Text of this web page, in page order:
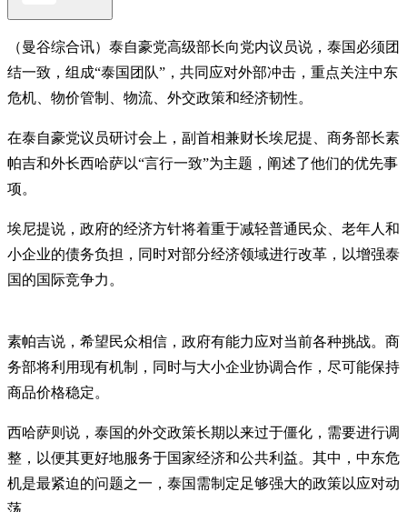
（曼谷综合讯）泰自豪党高级部长向党内议员说，泰国必须团
结一致，组成“泰国团队”，共同应对外部冲击，重点关注中东
危机、物价管制、物流、外交政策和经济韧性。
在泰自豪党议员研讨会上，副首相兼财长埃尼提、商务部长素
帕吉和外长西哈萨以“言行一致”为主题，阐述了他们的优先事
项。
埃尼提说，政府的经济方针将着重于减轻普通民众、老年人和
小企业的债务负担，同时对部分经济领域进行改革，以增强泰
国的国际竞争力。
素帕吉说，希望民众相信，政府有能力应对当前各种挑战。商
务部将利用现有机制，同时与大小企业协调合作，尽可能保持
商品价格稳定。
西哈萨则说，泰国的外交政策长期以来过于僵化，需要进行调
整，以便其更好地服务于国家经济和公共利益。其中，中东危
机是最紧迫的问题之一，泰国需制定足够强大的政策以应对动
荡。